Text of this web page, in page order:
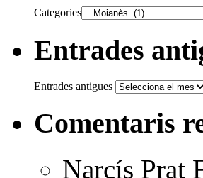
Categories
Entrades
Entrades antigues
Comentaris
Narcís Prat